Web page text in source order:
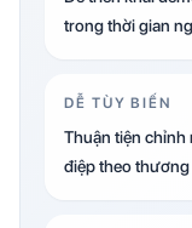
trong thời gian
DỄ TÙY BIẾN
Thuận tiện chỉnh
điệp theo